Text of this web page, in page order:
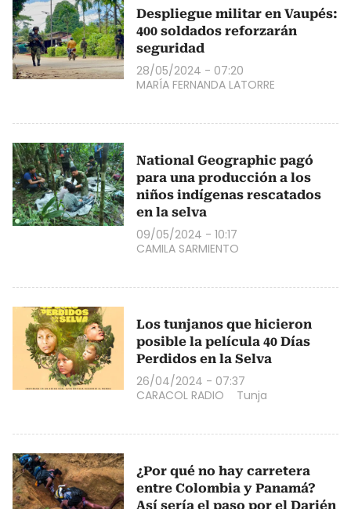
Despliegue militar en Vaupés:
400 soldados reforzarán
seguridad
28/05/2024 - 07:20
MARÍA FERNANDA LATORRE
National Geographic pagó
para una producción a los
niños indígenas rescatados
en la selva
09/05/2024 - 10:17
CAMILA SARMIENTO
Los tunjanos que hicieron
posible la película 40 Días
Perdidos en la Selva
26/04/2024 - 07:37
CARACOL RADIO
Tunja
¿Por qué no hay carretera
entre Colombia y Panamá?
Así sería el paso por el Darién